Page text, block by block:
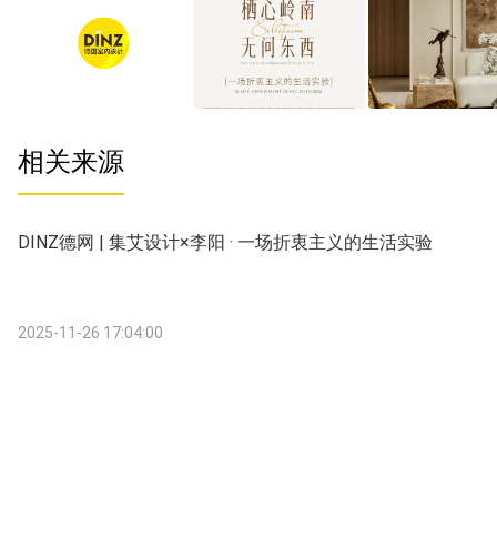
相关来源
DINZ德网 | 集艾设计×李阳 · 一场折衷主义的生活实验
2025-11-26 17:04:00